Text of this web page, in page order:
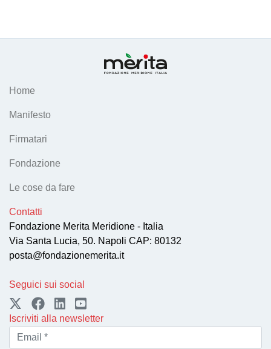
Home
Manifesto
Firmatari
Fondazione
Le cose da fare
Contatti
Fondazione Merita Meridione - Italia
Via Santa Lucia, 50. Napoli CAP: 80132
posta@fondazionemerita.it
Seguici sui social
Iscriviti alla newsletter